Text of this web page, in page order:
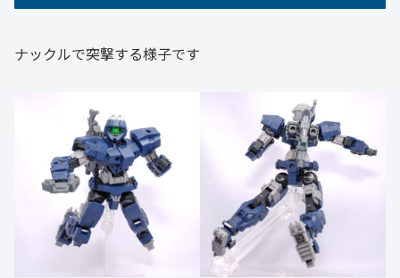
ナックルで突撃する様子です